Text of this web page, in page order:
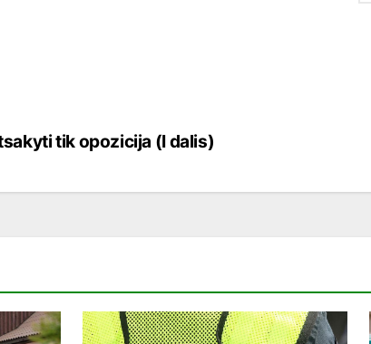
tik opozicija (I dalis)